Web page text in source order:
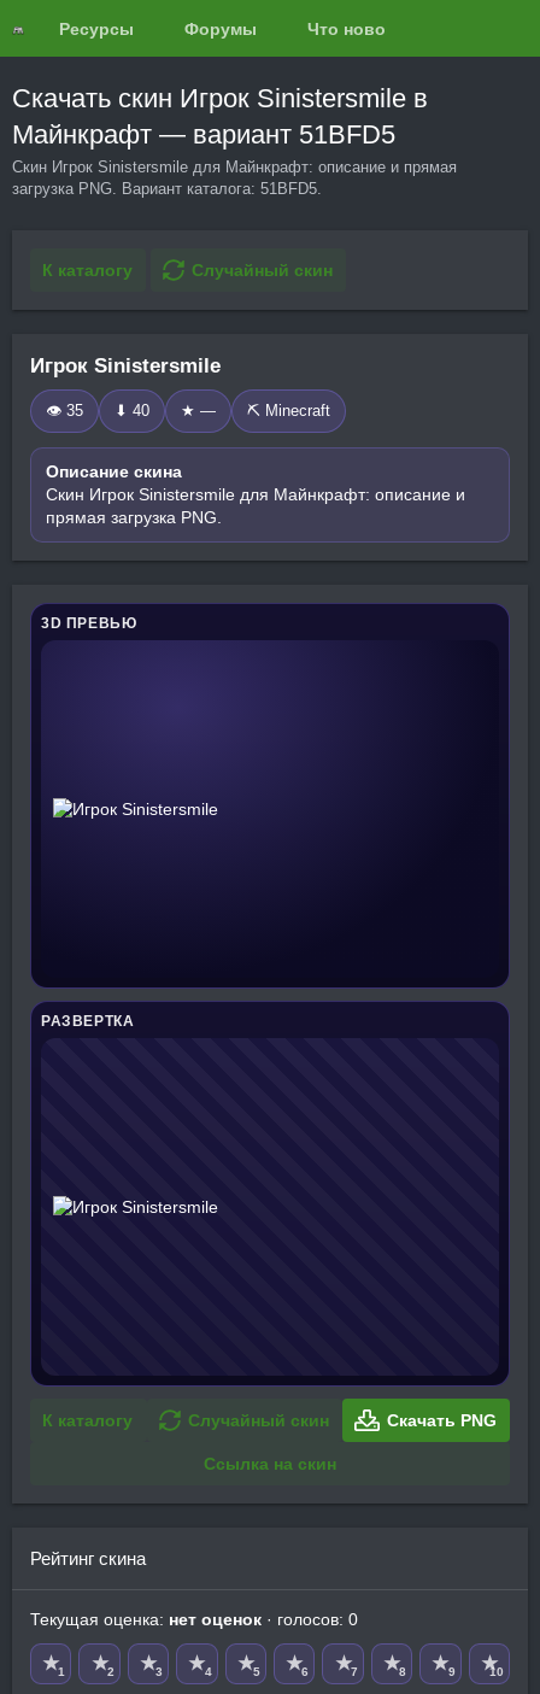
Ресурсы Форумы Что нового?
Скачать скин Игрок Sinistersmile в
Майнкрафт — вариант 51BFD5
Скин Игрок Sinistersmile для Майнкрафт: описание и прямая
загрузка PNG. Вариант каталога: 51BFD5.
К каталогу Случайный скин
Игрок Sinistersmile
👁 35 ⬇ 40 ★ — ⛏️ Minecraft
Описание скина
Скин Игрок Sinistersmile для Майнкрафт: описание и
прямая загрузка PNG.
3D ПРЕВЬЮ
РАЗВЕРТКА
К каталогу Случайный скин Скачать PNG
Ссылка на скин
Рейтинг скина
Текущая оценка: нет оценок · голосов: 0
★1 ★2 ★3 ★4 ★5 ★6 ★7 ★8 ★9 ★10